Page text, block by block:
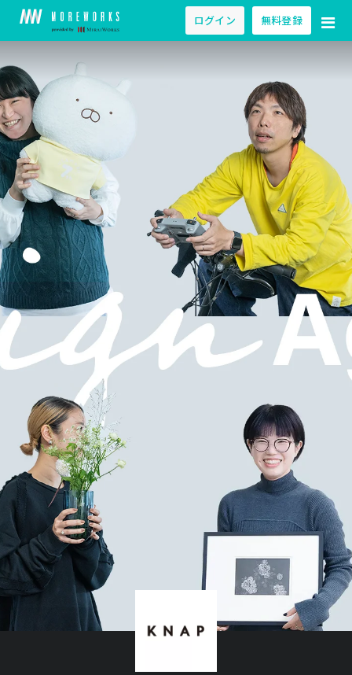
ログイン 無料登録